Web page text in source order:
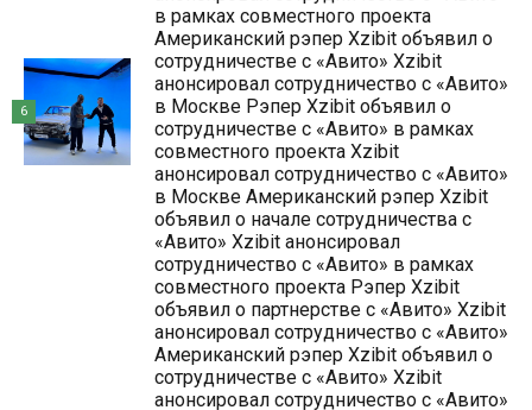
в рамках совместного проекта
Американский рэпер Xzibit объявил о
сотрудничестве с «Авито» Xzibit
анонсировал сотрудничество с «Авито»
в Москве Рэпер Xzibit объявил о
сотрудничестве с «Авито» в рамках
совместного проекта Xzibit
анонсировал сотрудничество с «Авито»
в Москве Американский рэпер Xzibit
объявил о начале сотрудничества с
«Авито» Xzibit анонсировал
сотрудничество с «Авито» в рамках
совместного проекта Рэпер Xzibit
объявил о партнерстве с «Авито» Xzibit
анонсировал сотрудничество с «Авито»
Американский рэпер Xzibit объявил о
сотрудничестве с «Авито» Xzibit
анонсировал сотрудничество с «Авито»
6